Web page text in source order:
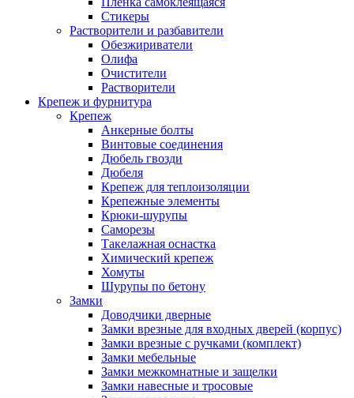
Стикеры
Растворители и разбавители
Обезжириватели
Олифа
Очистители
Растворители
Крепеж и фурнитура
Крепеж
Анкерные болты
Винтовые соединения
Дюбель гвозди
Дюбеля
Крепеж для теплоизоляции
Крепежные элементы
Крюки-шурупы
Саморезы
Такелажная оснастка
Химический крепеж
Хомуты
Шурупы по бетону
Замки
Доводчики дверные
Замки врезные для входных дверей (корпус)
Замки врезные с ручками (комплект)
Замки мебельные
Замки межкомнатные и защелки
Замки навесные и тросовые